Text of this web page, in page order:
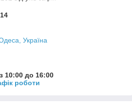
Україна
10:00 до 16:00
роботи